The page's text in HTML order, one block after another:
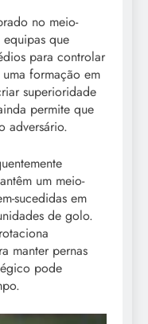
no meio-
que
para controlar
formação em
superioridade
permite que
adversário.
um meio-
sucedidas em
de golo.
manter pernas
pode